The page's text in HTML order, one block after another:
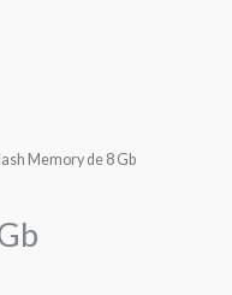
Memory de 8 Gb